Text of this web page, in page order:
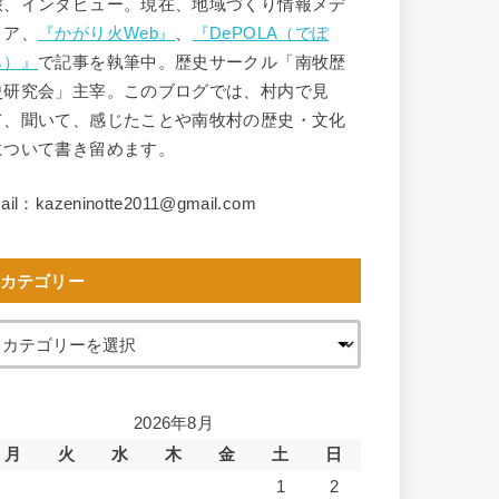
、インタビュー。現在、地域づくり情報メデ
、
『かがり火Web』
『DePOLA（でぽ
』 で記事を執筆中。歴史サークル「南牧歴
研究会」主宰。このブログでは、村内で見
、聞いて、感じたことや南牧村の歴史・文化
ついて書き留めます。
：kazeninotte2011@gmail.com
カテゴリー
2026年8月
月
火 水 木 金 土
日
1
2